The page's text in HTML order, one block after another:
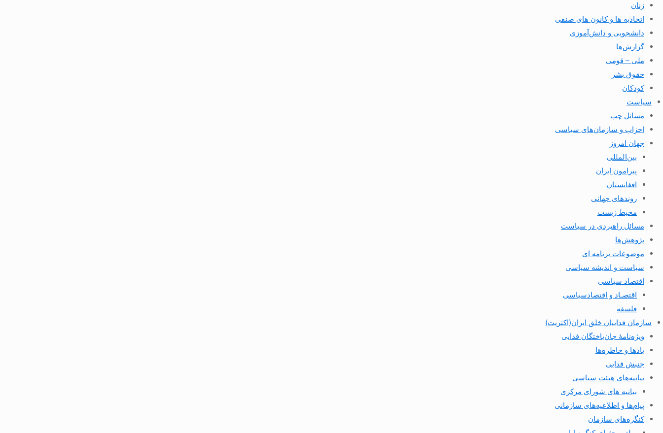
زنان
اتحادیه ها و کانون های صنفی
دانشجویی و دانش‌آموزی
گزارش‌ها
ملی – قومی
حقوق بشر
کودکان
سیاست
مسائل چپ
احزاب و سازمان‌های سیاسی
جهان امروز
بین‌المللی
پیرامون ایران
افغانستان
روندهای جهانی
محیط زیست
مسائل راهبردی در سیاست
پژوهش‌ها
موضوعات برنامه ای
سیاست و اندیشه سیاسی
اقتصاد سیاسی
اقتصـاد و اقتصاد‌سیاسی
فلسفه
سازمان فداییان خلق ایران(اکثریت)
ویژه‌نامهٔ جان‌باختگان فدایی
یادها و خاطره‌ها
جنبش فدایی
بیانیه‌های هیئت سیاسی
بیانیه های شورای مرکزی
پیام‌ها و اطلاعیه‌های سازمانی
کنگره‌های سازمان